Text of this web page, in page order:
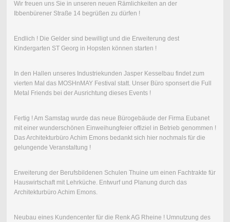
Wir freuen uns Sie in unseren neuen Rämlichkeiten an der
Ibbenbürener Straße 14 begrüßen zu dürfen !
Endlich ! Die Gelder sind bewilligt und die Erweiterung dest
Kindergarten ST Georg in Hopsten können starten !
In den Hallen unseres Industriekunden Jasper Kesselbau findet zum
vierten Mal das MOSHnMAY Festival statt. Unser Büro sponsert die Full
Metal Friends bei der Ausrichtung dieses Events !
Fertig ! Am Samstag wurde das neue Bürogebäude der Firma Eubanet
mit einer wunderschönen Einweihungfeier offiziel in Betrieb genommen !
Das Architekturbüro Achim Emons bedankt sich hier nochmals für die
gelungende Veranstaltung !
Erweiterung der Berufsbildenen Schulen Thuine um einen Fachtrakte für
Hauswirtschaft mit Lehrküche. Entwurf und Planung durch das
Architekturbüro Achim Emons.
Neubau eines Kundencenter für die Renk AG Rheine ! Umnutzung des